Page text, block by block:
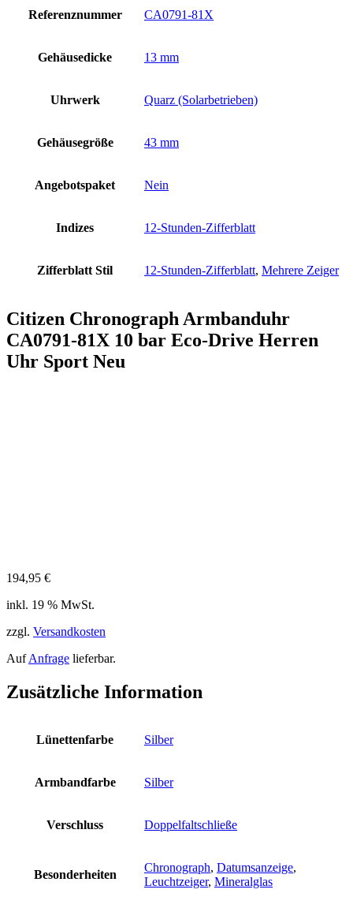
Referenznummer CA0791-81X
Gehäusedicke 13 mm
Uhrwerk Quarz (Solarbetrieben)
Gehäusegröße 43 mm
Angebotspaket Nein
Indizes 12-Stunden-Zifferblatt
Zifferblatt Stil 12-Stunden-Zifferblatt, Mehrere Zeiger
Citizen Chronograph Armbanduhr
CA0791-81X 10 bar Eco-Drive Herren
Uhr Sport Neu
194,95 €
inkl. 19 % MwSt.
zzgl. Versandkosten
AufAnfrage lieferbar.
Zusätzliche Information
Lünettenfarbe Silber
Armbandfarbe Silber
Verschluss Doppelfaltschließe
Besonderheiten
Chronograph, Datumsanzeige,
Leuchtzeiger, Mineralglas